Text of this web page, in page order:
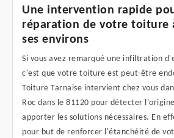
Une intervention rapide
réparation de votre toiture
ses environs
Si vous avez remarqué une infiltration
c'est que votre toiture est peut-être
Toiture Tarnaise intervient chez vous
Roc dans le 81120 pour détecter
apporter les solutions nécessaires. En
pour but de renforcer l'étanchéité de